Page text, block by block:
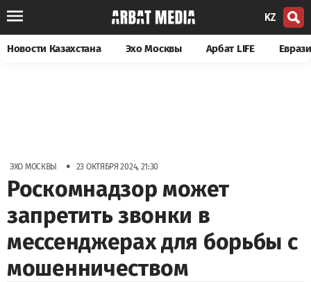
KZ
Новости Казахстана Эхо Москвы Арбат LIFE
ЭХО МОСКВЫ • 23 ОКТЯБРЯ 2024, 21:30
Роскомнадзор может
запретить звонки в
мессенджерах для борьбы с
мошенничеством